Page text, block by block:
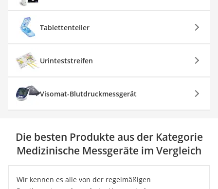
Tablettenteiler
Urinteststreifen
Visomat-Blutdruckmessgerät
Die besten Produkte aus der Kategorie
Medizinische Messgeräte im Vergleich
Wir kennen es alle von der regelmäßigen